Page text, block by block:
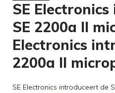
SE
SE 2200a II
Electronics
2200a II
SE Electronics introduceert de